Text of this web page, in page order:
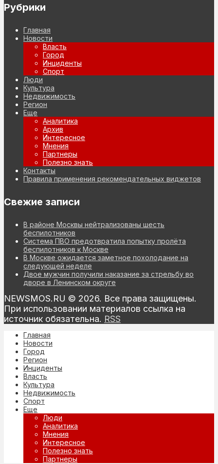
Рубрики
Главная
Новости
Власть
Город
Инциденты
Спорт
Люди
Культура
Недвижимость
Регион
Еще
Аналитика
Архив
Интересное
Мнения
Партнеры
Полезно знать
Контакты
Правила применения рекомендательных виджетов
Свежие записи
В районе Москвы нейтрализованы шесть
беспилотников
Система ПВО предотвратила попытку пролёта
беспилотников к Москве
В Москве ожидается заметное похолодание на
следующей неделе
Двое мужчин получили наказание за стрельбу во
дворе в Ленинском округе
NEWSMOS.RU © 2026. Все права защищены.
При использовании материалов ссылка на
источник обязательна. RSS
Главная
Новости
Город
Регион
Инциденты
Власть
Культура
Недвижимость
Спорт
Еще
Люди
Аналитика
Мнения
Интересное
Полезно знать
Партнеры